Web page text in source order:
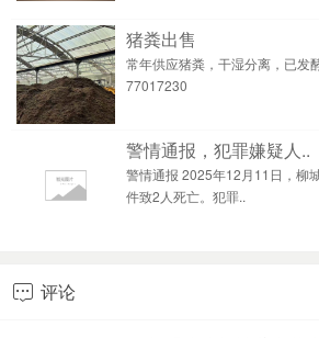
猪粪出售
常年供应猪粪，干湿分离，已发
77017230
警情通报，犯罪嫌疑人..
警情通报 2025年12月11日，柳
件致2人死亡。犯罪..
 评论